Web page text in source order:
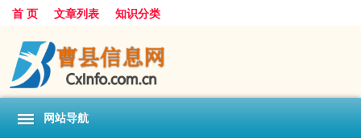
首 页 文章列表 知识分类
网站导航